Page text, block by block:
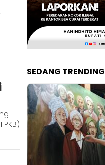
SEDANG TRENDING